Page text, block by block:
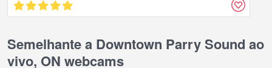
Semelhante a Downtown Parry Sound ao
vivo, ON webcams